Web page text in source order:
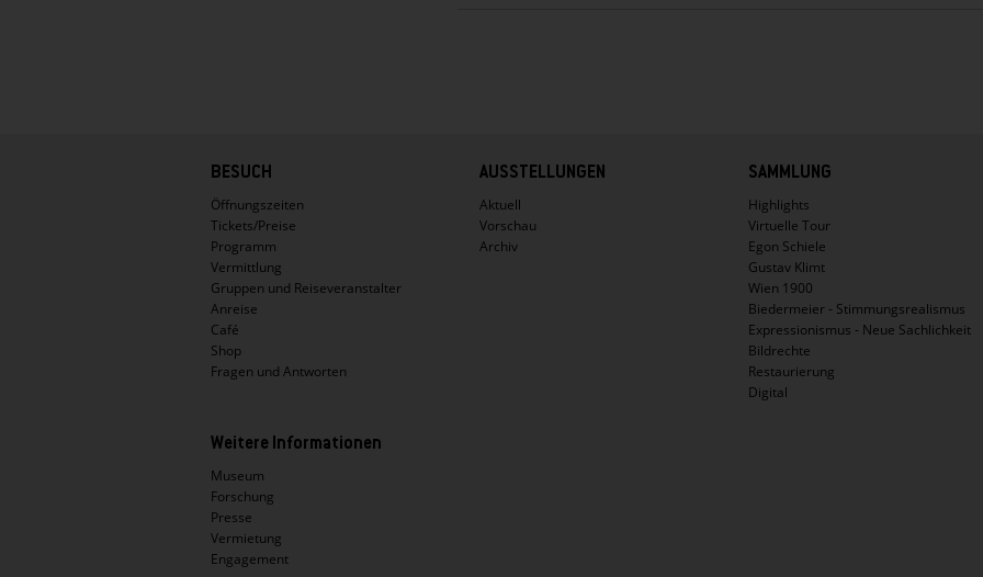
BESUCH
Öffnungszeiten
Tickets/Preise
Programm
Vermittlung
Gruppen und Reiseveranstalter
Anreise
Café
Shop
Fragen und Antworten
AUSSTELLUNGEN
Aktuell
Vorschau
Archiv
SAMMLUNG
Highlights
Virtuelle Tour
Egon Schiele
Gustav Klimt
Wien 1900
Biedermeier - Stimmungsrealismus
Expressionismus - Neue Sachlichkeit
Bildrechte
Restaurierung
Digital
Weitere Informationen
Museum
Forschung
Presse
Vermietung
Engagement